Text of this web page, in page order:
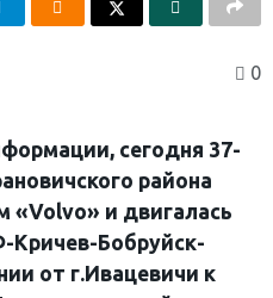
0
сегодня 37-
района
«Volvo» и двигалась
Кричев-Бобруйск-
от г.Ивацевичи к